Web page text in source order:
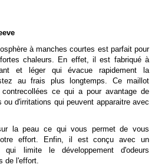
à manches courtes est parfait pour
chaleurs. En effet, il est fabriqué à
et léger qui évacue rapidement la
au frais plus longtemps. Ce maillot
ce qui a pour avantage de
d'irritations qui peuvent apparaitre avec
la peau ce qui vous permet de vous
effort. Enfin, il est conçu avec un
qui limite le développement d'odeurs
de l'effort.